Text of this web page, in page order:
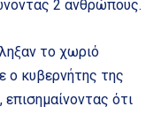
2 ανθρώπους.
το χωριό
ο κυβερνήτης της
ότι